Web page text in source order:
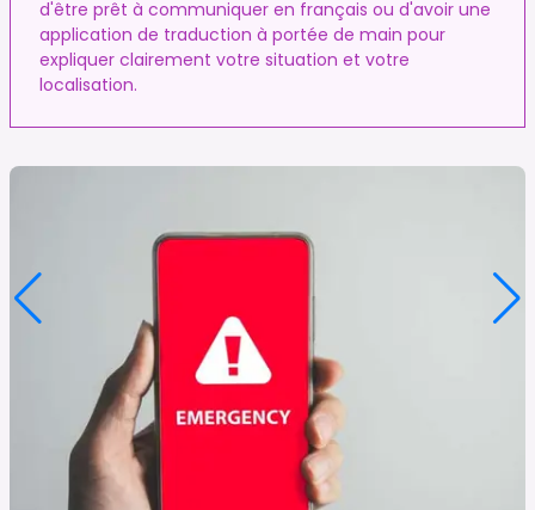
d'être prêt à communiquer en français ou d'avoir une
application de traduction à portée de main pour
expliquer clairement votre situation et votre
localisation.